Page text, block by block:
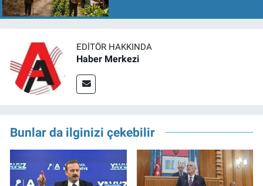
EDITÖR HAKKINDA
Haber Merkezi
Bunlar da ilginizi çekebilir